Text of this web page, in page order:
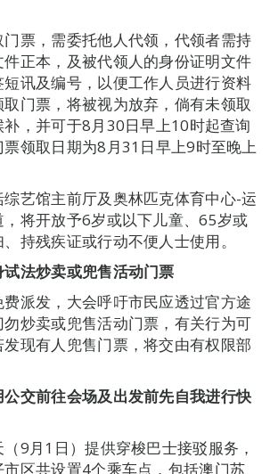
票，需委托他人代领，代领者需持
正本，及被代领人的身份证明文件
讯及编号，以便工作人员进行资料
门票，将被视为放弃，倘有未领取
，并可于8月30日早上10时起查询
领取日期为8月31日早上9时至晚上
艺馆主前厅及奥林匹克体育中心-运
将开放予6岁或以下儿童、65岁或
持残疾证或行动不便人士使用。
法炒卖或兜售活动门票
派发，大会呼吁市民应透过官方途
炒卖或兜售活动门票，有关行为可
现有人兜售门票，将交由有权限部
交前往会场及出发前先自我进行快
9月1日）提供穿梭巴士接驳服务，
区共设置4个乘车点，包括澳门苏